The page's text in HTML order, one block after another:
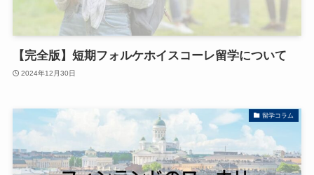
【完全版】短期フォルケホイスコーレ留学について
2024年12月30日
留学コラム